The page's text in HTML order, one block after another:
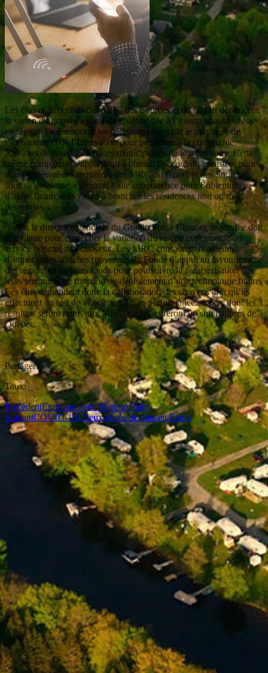
Les élus et directions des MRC des Sources et du Granit dénoncent
la vision du gouvernement du Québec liée à l’internet haute vitesse
en région. Ils dénoncent les décisions prises par le ministère de
l’Économie et de l’Innovation pour permettre à la compagnie
Xplornet de couvrir certaines municipalités de leur territoire. Cette
même compagnie s’apprêterait à obtenir l’accord du ministère pour
voir l’entièreté des territoires des MRC du Granit et des Sources
sous sa gouverne, éliminant toute concurrence pour l’obtention
d’aides financières visant à brancher les résidences non ou mal
desservies.
Selon la directrice générale du Granit, Sonia Cloutier, le service doit
être filaire pour empêcher la variation du réseau et permettre un
service optimal aux citoyens. Les MRC consacrent d’ailleurs
d’importantes sommes provenant du Fonds d’appui au rayonnement
des régions et de leurs fonds pour poursuivre la caractérisation de
leurs territoires en fonction du déploiement d’une technologie filaire.
Les élus demandent donc la collaboration des citoyens afin qu’ils
effectuent un test de vitesse sur le site performance.cira.ca, dont les
résultats seront remis aux MRC. Celles-ci feront un suivi auprès de
Québec.
Partager:
Taux:
PrécédentEntrevue avec Martine Satre
SuivantCOVID-19: Deux décès de plus en Estrie